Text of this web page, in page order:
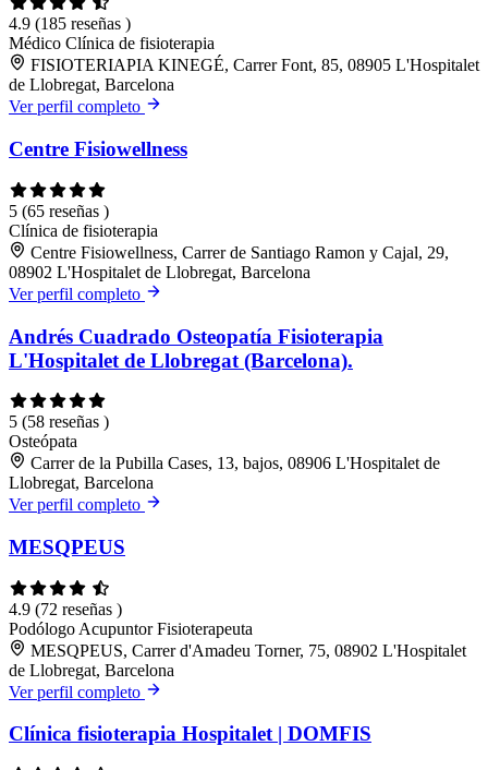
4.9 (185 reseñas )
Médico Clínica de fisioterapia
FISIOTERIAPIA KINEGÉ, Carrer Font, 85, 08905 L'Hospitalet
de Llobregat, Barcelona
Ver perfil completo
Centre Fisiowellness
5 (65 reseñas )
Clínica de fisioterapia
Centre Fisiowellness, Carrer de Santiago Ramon y Cajal, 29,
08902 L'Hospitalet de Llobregat, Barcelona
Ver perfil completo
Andrés Cuadrado Osteopatía Fisioterapia
L'Hospitalet de Llobregat (Barcelona).
5 (58 reseñas )
Osteópata
Carrer de la Pubilla Cases, 13, bajos, 08906 L'Hospitalet de
Llobregat, Barcelona
Ver perfil completo
MESQPEUS
4.9 (72 reseñas )
Podólogo AcupuntorFisioterapeuta
MESQPEUS, Carrer d'Amadeu Torner, 75, 08902 L'Hospitalet
de Llobregat, Barcelona
Ver perfil completo
Clínica fisioterapia Hospitalet | DOMFIS